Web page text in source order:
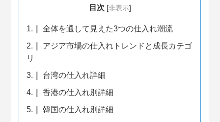
目次 [非表示]
1. 全体を通して見えた3つの仕入れ潮流
2.
アジア市場の仕入れトレンドと成長カテゴ
リ
3. 台湾の仕入れ詳細
4. 香港の仕入れ別詳細
5. 韓国の仕入れ別詳細